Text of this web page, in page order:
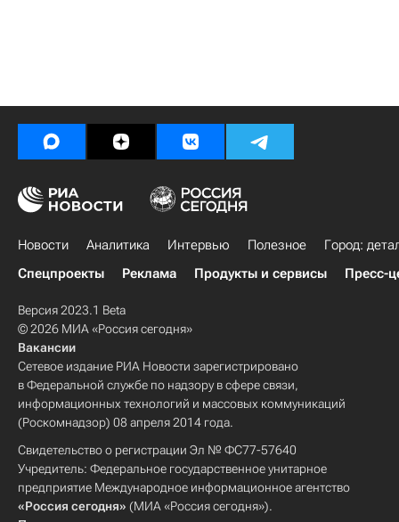
Новости Аналитика Интервью Полезное
Город:
Спецпроекты
Реклама Продукты и сервисы Пресс-
Версия 2023.1 Beta
© 2026 МИА «Россия сегодня»
Вакансии
Сетевое издание РИА Новости зарегистрировано
в Федеральной службе по надзору в сфере связи,
информационных технологий и массовых коммуникаций
(Роскомнадзор) 08 апреля 2014 года.
Свидетельство о регистрации Эл № ФС77-57640
Учредитель: Федеральное государственное унитарное
предприятие Международное информационное агентство
«Россия сегодня» (МИА «Россия сегодня»).